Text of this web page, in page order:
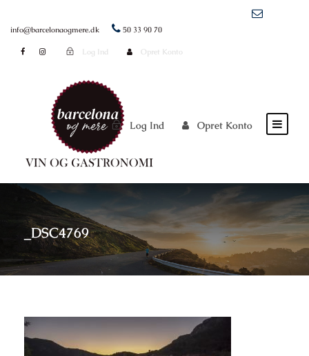
info@barcelonaogmere.dk 50 33 90 70
Log Ind Opret Konto
Log Ind Opret Konto
_DSC4769